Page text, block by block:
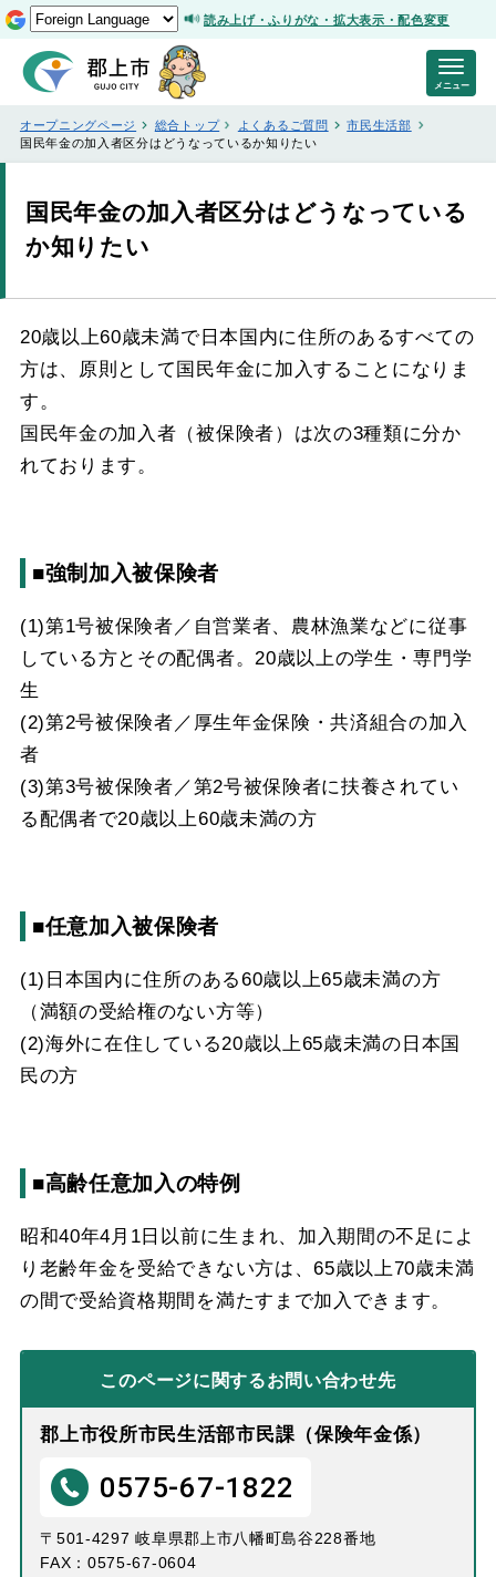
読み上げ・ふりがな・拡大表示・配色変更
オープニングページ 総合トップ よくあるご質問
市民生活部
国民年金の加入者区分はどうなっているか知りたい
国民年金の加入者区分はどうなっている
か知りたい
20歳以上60歳未満で日本国内に住所のあるすべての
方は、原則として国民年金に加入することになりま
す。
国民年金の加入者（被保険者）は次の3種類に分か
れております。
■強制加入被保険者
(1)第1号被保険者／自営業者、農林漁業などに従事
している方とその配偶者。20歳以上の学生・専門学
生
(2)第2号被保険者／厚生年金保険・共済組合の加入
者
(3)第3号被保険者／第2号被保険者に扶養されてい
る配偶者で20歳以上60歳未満の方
■任意加入被保険者
(1)日本国内に住所のある60歳以上65歳未満の方
（満額の受給権のない方等）
(2)海外に在住している20歳以上65歳未満の日本国
民の方
■高齢任意加入の特例
昭和40年4月1日以前に生まれ、加入期間の不足によ
り老齢年金を受給できない方は、65歳以上70歳未満
の間で受給資格期間を満たすまで加入できます。
このページに関するお問い合わせ先
郡上市役所市民生活部市民課（保険年金係）
0575-67-1822
〒501-4297 岐阜県郡上市八幡町島谷228番地
FAX：0575-67-0604
メニュー